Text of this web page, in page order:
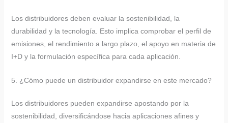
Los distribuidores deben evaluar la sostenibilidad, la
durabilidad y la tecnología. Esto implica comprobar el perfil de
emisiones, el rendimiento a largo plazo, el apoyo en materia de
I+D y la formulación específica para cada aplicación.
5. ¿Cómo puede un distribuidor expandirse en este mercado?
Los distribuidores pueden expandirse apostando por la
sostenibilidad, diversificándose hacia aplicaciones afines y